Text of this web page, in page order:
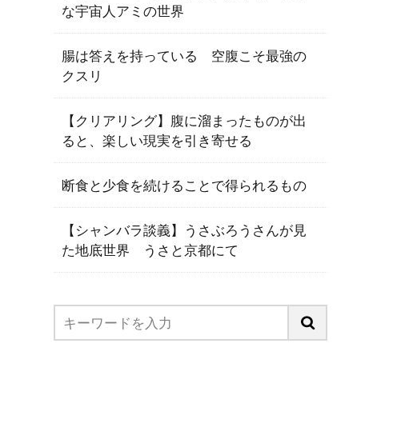
な宇宙人アミの世界
腸は答えを持っている 空腹こそ最強の
クスリ
【クリアリング】腹に溜まったものが出
ると、楽しい現実を引き寄せる
断食と少食を続けることで得られるもの
【シャンバラ談義】うさぶろうさんが見
た地底世界 うさと京都にて